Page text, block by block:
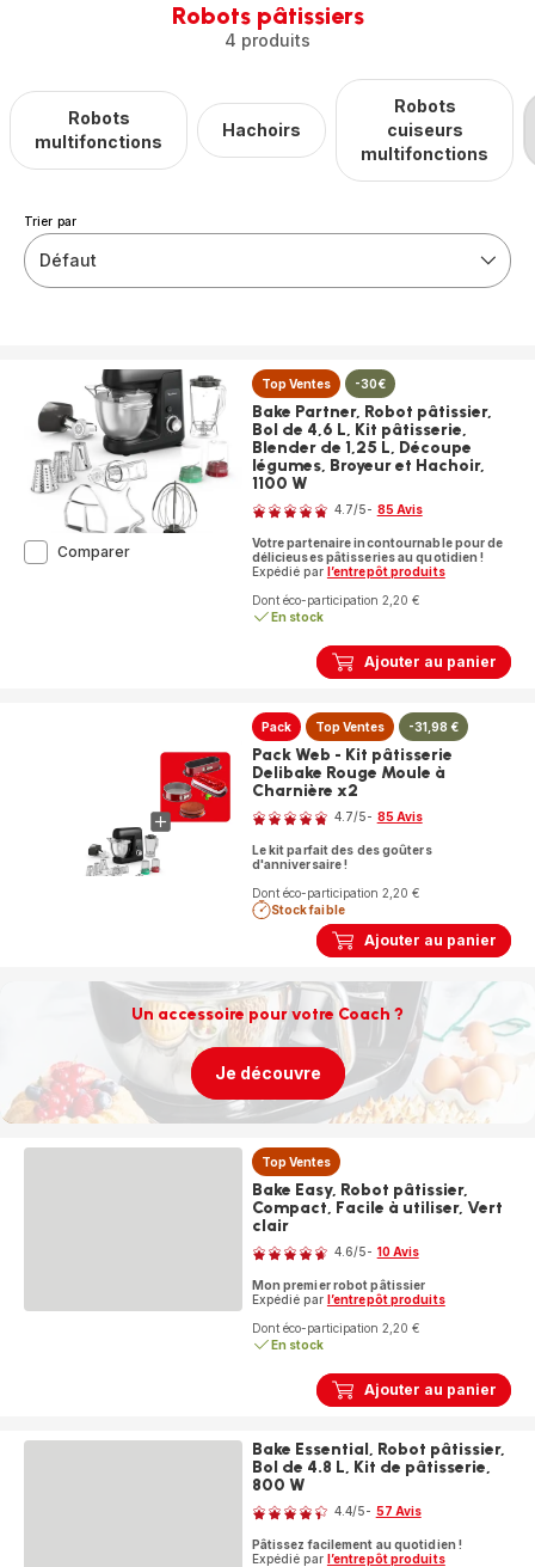
Robots pâtissiers
4 produits
Robots
multifonctions
Hachoirs
Robots
cuiseurs
multifonctions
Trier par
Défaut
Ajouter au panier
Top Ventes -30€
Bake Partner, Robot pâtissier,
Bol de 4,6 L, Kit pâtisserie,
Blender de 1,25 L, Découpe
légumes, Broyeur et Hachoir,
1100 W
Note
4.7/5- 85 Avis
Votre partenaire incontournable pour de
délicieuses pâtisseries au quotidien !
Expédié par l’entrepôt produits
Dont éco-participation 2,20 €
En stock
ComparerBake
Découpe
légumes,
Broyeur
et
Ajouter au panier
Pack Top Ventes -31,98 €
Pack Web - Kit pâtisserie
Delibake Rouge Moule à
Charnière x2
Note
4.7/5- 85 Avis
Le kit parfait des des goûters
d'anniversaire !
Dont éco-participation 2,20 €
Stock faible
Un accessoire pour votre Coach ?
Je découvre
Ajouter au panier
Top Ventes
Bake Easy, Robot pâtissier,
Compact, Facile à utiliser, Vert
clair
Note
4.6/5- 10 Avis
Mon premier robot pâtissier
Expédié par l’entrepôt produits
Dont éco-participation 2,20 €
En stock
Bake Essential, Robot pâtissier,
Bol de 4.8 L, Kit de pâtisserie,
800 W
Note
4.4/5- 57 Avis
Pâtissez facilement au quotidien !
Expédié par l’entrepôt produits